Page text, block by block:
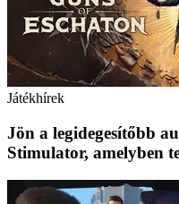
Játékhírek
Jön a legidegesítőbb
Stimulator, amelyben